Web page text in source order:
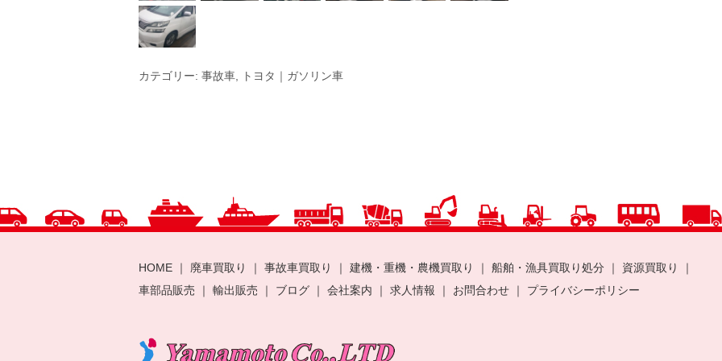
カテゴリー: 事故車, トヨタ｜ガソリン車
HOME ｜ 廃車買取り ｜ 事故車買取り ｜ 建機・重機・農機買取り ｜ 船舶・漁具買取り処分 ｜ 資源買取り
｜
車部品販売 ｜ 輸出販売 ｜ ブログ ｜ 会社案内 ｜ 求人情報 ｜ お問合わせ ｜ プライバシーポリシー